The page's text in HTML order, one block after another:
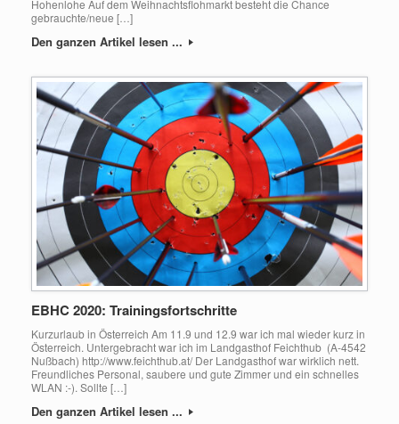
Hohenlohe Auf dem Weihnachtsflohmarkt besteht die Chance
gebrauchte/neue […]
Den ganzen Artikel lesen ...
EBHC 2020: Trainingsfortschritte
Kurzurlaub in Österreich Am 11.9 und 12.9 war ich mal wieder kurz in
Österreich. Untergebracht war ich im Landgasthof Feichthub (A-4542
Nußbach) http://www.feichthub.at/ Der Landgasthof war wirklich nett.
Freundliches Personal, saubere und gute Zimmer und ein schnelles
WLAN :-). Sollte […]
Den ganzen Artikel lesen ...